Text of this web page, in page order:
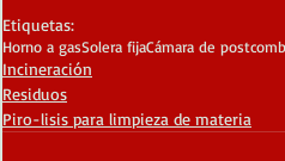
Etiquetas:
Horno a gasSolera fijaCámara de
Incineración
Residuos
Piro-lisis para limpieza de materia